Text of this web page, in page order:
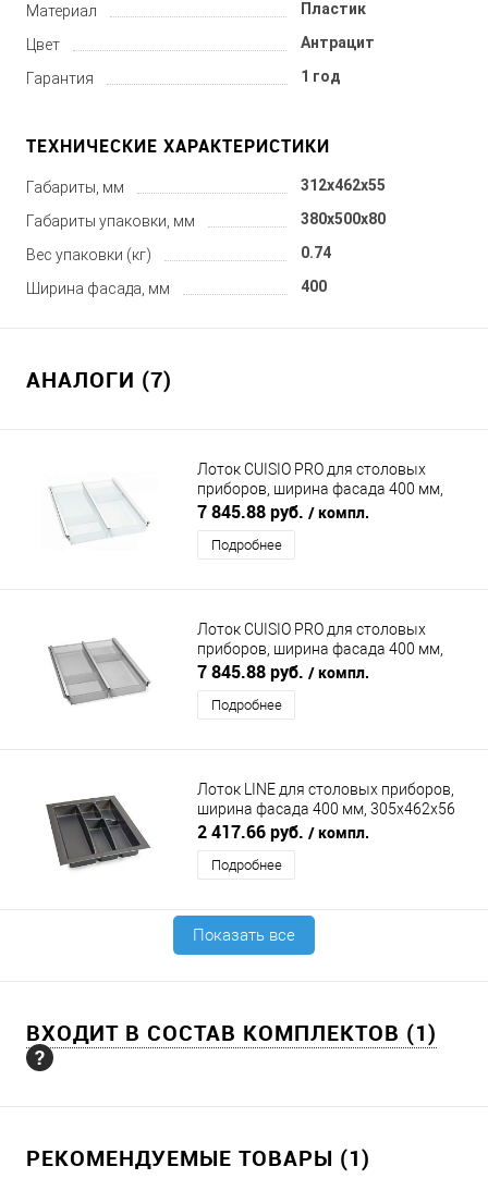
Материал Пластик
Цвет Антрацит
Гарантия 1 год
ТЕХНИЧЕСКИЕ ХАРАКТЕРИСТИКИ
Габариты, мм 312x462x55
Габариты упаковки, мм 380x500x80
Вес упаковки (кг) 0.74
Ширина фасада, мм 400
АНАЛОГИ (7)
Лоток CUISIO PRO для столовых
приборов, ширина фасада 400 мм,
310-335х463х55 мм, белый
NINKAPLAST (НИНКАПЛАСТ)
7 845.88 руб. / компл.
Подробнее
Лоток CUISIO PRO для столовых
приборов, ширина фасада 400 мм,
310-335х463х55 мм, серый
NINKAPLAST (НИНКАПЛАСТ)
7 845.88 руб. / компл.
Подробнее
Лоток LINE для столовых приборов,
ширина фасада 400 мм, 305х462х56
мм, антрацит DIRKS (ДИРКС)
2 417.66 руб. / компл.
Подробнее
Показать все
ВХОДИТ В СОСТАВ КОМПЛЕКТОВ (1)
РЕКОМЕНДУЕМЫЕ ТОВАРЫ (1)